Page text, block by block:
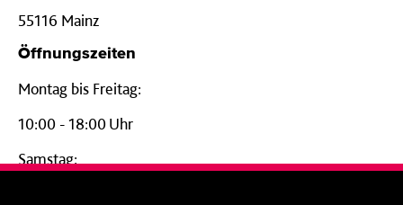
55116 Mainz
Öffnungszeiten
Montag bis Freitag:
10:00 - 18:00 Uhr
Samstag: